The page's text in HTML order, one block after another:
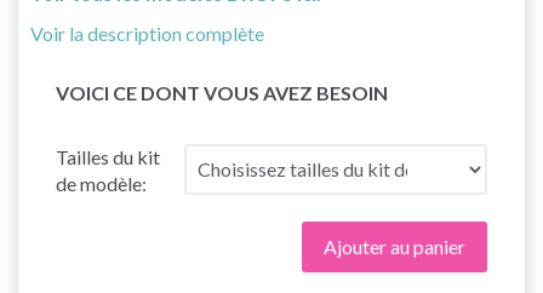
Voir la description complète
VOICI CE DONT VOUS AVEZ BESOIN
Tailles du kit
de modèle:
Ajouter au panier